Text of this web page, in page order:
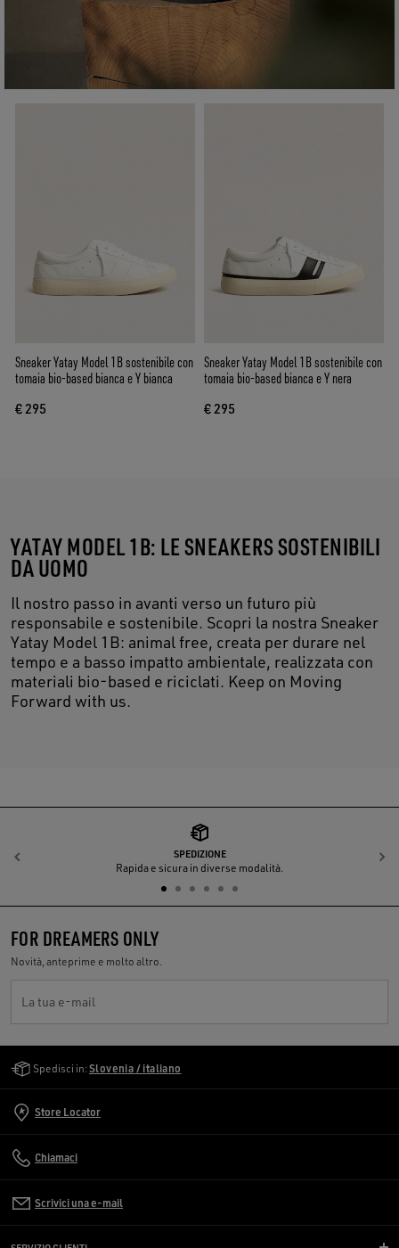
Sneaker Yatay Model 1B sostenibile con
tomaia bio-based bianca e Y bianca
€ 295
Sneaker Yatay Model 1B sostenibile con
tomaia bio-based bianca e Y nera
€ 295
YATAY MODEL 1B: LE SNEAKERS SOSTENIBILI
DA UOMO
Il nostro passo in avanti verso un futuro più
responsabile e sostenibile. Scopri la nostra Sneaker
Yatay Model 1B: animal free, creata per durare nel
tempo e a basso impatto ambientale, realizzata con
materiali bio-based e riciclati. Keep on Moving
Forward with us.
SPEDIZIONE
Rapida e sicura in diverse modalità.
Indietro
FOR DREAMERS ONLY
Novità, anteprime e molto altro.
La tua e-mail
Spedisci in: Slovenia / italiano
Store Locator
Chiamaci
Scrivici una e-mail